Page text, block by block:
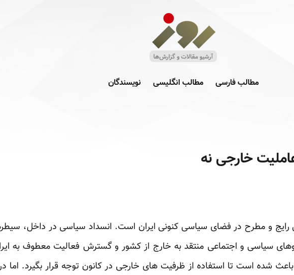
مطالب فارسی مطالب انگلیسی نویسندگان
خارجی نه
رایج و مطرح در فضای سیاسی کنونی ایران است. انسداد سیاسی در داخل،
سیاسی و اجتماعی منتقد به خارج از کشور و گسترش فعالیت معطوف به
شده است تا استفاده از ظرفیت های خارجی در کانون توجه قرار بگیرد. اما در